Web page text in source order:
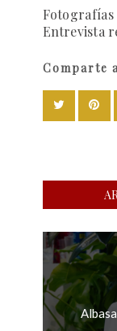
Fotografías
Entrevista
Comparte